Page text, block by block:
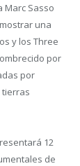
Sasso
una
y los Three
por
por
tierras
12
de